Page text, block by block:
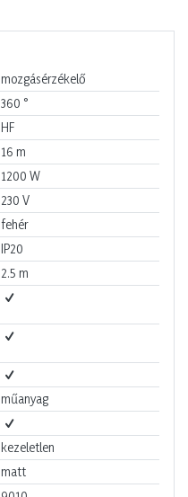
mozgásérzékelő
360 °
HF
16 m
1200 W
230 V
fehér
IP20
2.5 m
műanyag
kezeletlen
matt